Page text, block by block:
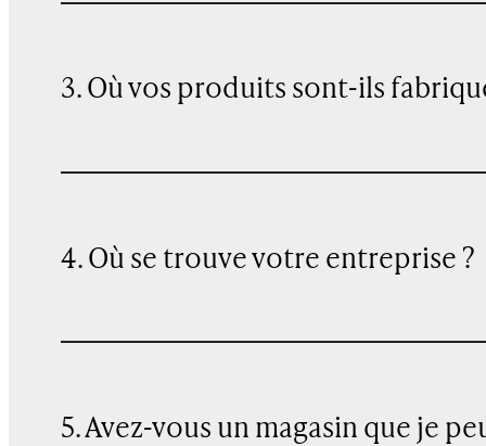
3. Où vos produits sont-ils
4. Où se trouve votre entreprise ?
5. Avez-vous un magasin que je